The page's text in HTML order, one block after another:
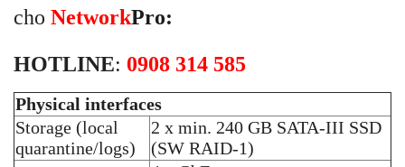
cho NetworkPro:
HOTLINE: 0908 314 585
Physical interfaces
Storage (local
quarantine/logs)
2 x min. 240 GB SATA-III SSD
(SW RAID-1)